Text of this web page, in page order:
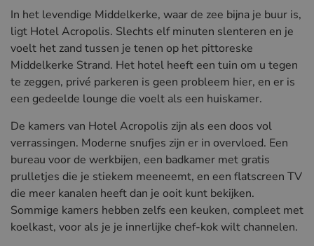
In het levendige Middelkerke, waar de zee bijna je buur is,
ligt Hotel Acropolis. Slechts elf minuten slenteren en je
voelt het zand tussen je tenen op het pittoreske
Middelkerke Strand. Het hotel heeft een tuin om u tegen
te zeggen, privé parkeren is geen probleem hier, en er is
een gedeelde lounge die voelt als een huiskamer.
De kamers van Hotel Acropolis zijn als een doos vol
verrassingen. Moderne snufjes zijn er in overvloed. Een
bureau voor de werkbijen, een badkamer met gratis
prulletjes die je stiekem meeneemt, en een flatscreen TV
die meer kanalen heeft dan je ooit kunt bekijken.
Sommige kamers hebben zelfs een keuken, compleet met
koelkast, voor als je je innerlijke chef-kok wilt channelen.